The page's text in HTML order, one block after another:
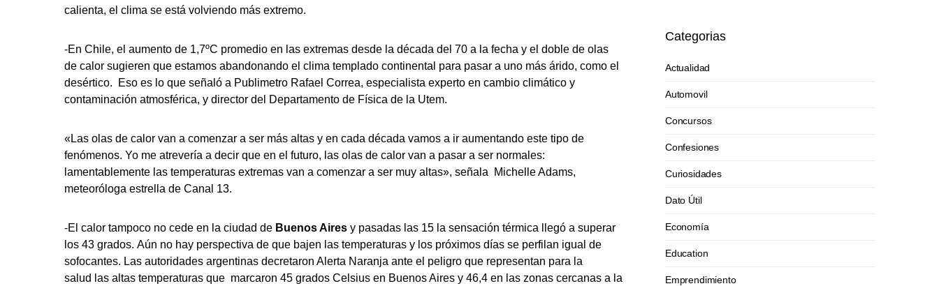
calienta, el clima se está volviendo más extremo.
-En Chile, el aumento de 1,7ºC promedio en las extremas desde la década del 70 a la fecha y el doble de olas
de calor sugieren que estamos abandonando el clima templado continental para pasar a uno más árido, como el
desértico. Eso es lo que señaló a Publimetro Rafael Correa, especialista experto en cambio climático y
contaminación atmosférica, y director del Departamento de Física de la Utem.
«Las olas de calor van a comenzar a ser más altas y en cada década vamos a ir aumentando este tipo de
fenómenos. Yo me atrevería a decir que en el futuro, las olas de calor van a pasar a ser normales:
lamentablemente las temperaturas extremas van a comenzar a ser muy altas», señala Michelle Adams,
meteoróloga estrella de Canal 13.
-El calor tampoco no cede en la ciudad de Buenos Aires y pasadas las 15 la sensación térmica llegó a superar
los 43 grados. Aún no hay perspectiva de que bajen las temperaturas y los próximos días se perfilan igual de
sofocantes. Las autoridades argentinas decretaron Alerta Naranja ante el peligro que representan para la
salud las altas temperaturas que marcaron 45 grados Celsius en Buenos Aires y 46,4 en las zonas cercanas a la
Categorias
Actualidad
Automovil
Concursos
Confesiones
Curiosidades
Dato Útil
Economía
Education
Emprendimiento